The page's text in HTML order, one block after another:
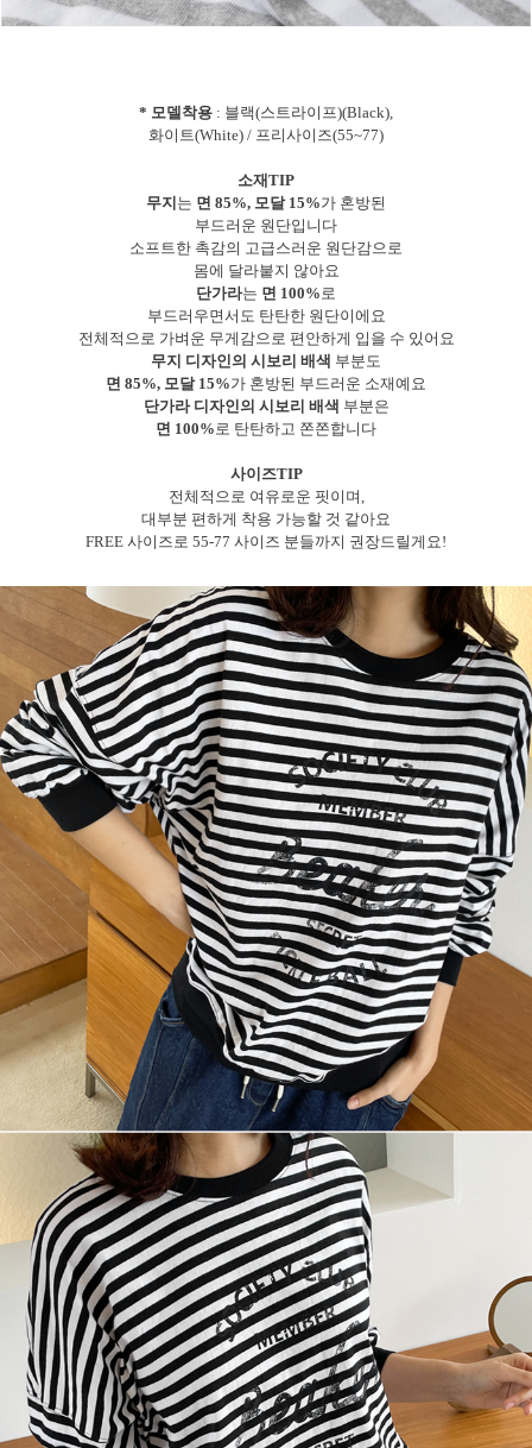
* 모델착용 : 블랙(스트라이프)(Black),
화이트(White) / 프리사이즈(55~77)
소재TIP
무지는 면 85%, 모달 15%가 혼방된
부드러운 원단입니다
소프트한 촉감의 고급스러운 원단감으로
몸에 달라붙지 않아요
단가라는 면 100% 로
부드러우면서도 탄탄한 원단이에요
전체적으로 가벼운 무게감으로 편안하게 입을 수 있어요
무지 디자인의 시보리 배색 부분도
면 85%, 모달 15%가 혼방된 부드러운 소재예요
단가라 디자인의 시보리 배색 부분은
면 100% 로 탄탄하고 쫀쫀합니다
사이즈TIP
전체적으로 여유로운 핏이며,
대부분 편하게 착용 가능할 것 같아요
FREE 사이즈로 55-77 사이즈 분들까지 권장드릴게요!